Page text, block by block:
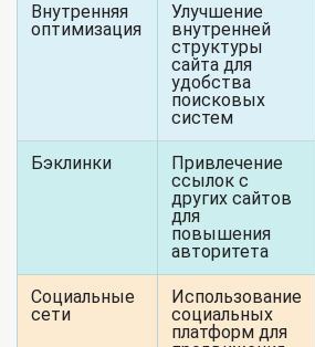
Внутренняя
оптимизация
Улучшение
внутренней
структуры
сайта для
удобства
поисковых
систем
Бэклинки
Привлечение
ссылок с
других сайтов
для
повышения
авторитета
Социальные
сети
Использование
социальных
платформ для